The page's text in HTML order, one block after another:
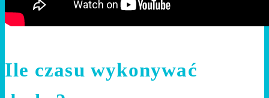
Ile czasu wykonywać